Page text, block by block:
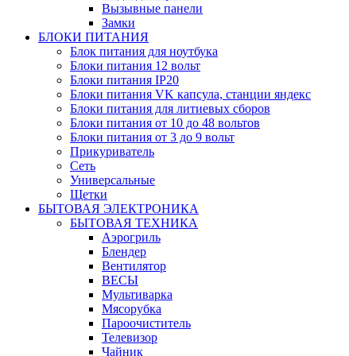
Вызывные панели
Замки
БЛОКИ ПИТАНИЯ
Блок питания для ноутбука
Блоки питания 12 вольт
Блоки питания IP20
Блоки питания VK капсула, станции яндекс
Блоки питания для литиевых сборов
Блоки питания от 10 до 48 вольтов
Блоки питания от 3 до 9 вольт
Прикуриватель
Сеть
Универсальные
Щетки
БЫТОВАЯ ЭЛЕКТРОНИКА
БЫТОВАЯ ТЕХНИКА
Аэрогриль
Блендер
Вентилятор
ВЕСЫ
Мультиварка
Мясорубка
Пароочиститель
Телевизор
Чайник